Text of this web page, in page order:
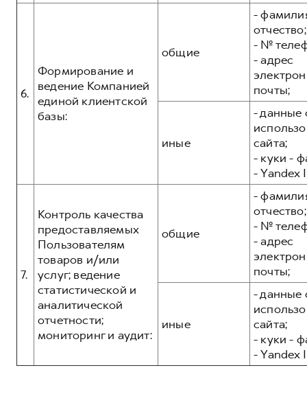
6.
Формирование и
ведение Компанией
единой клиентской
базы:
общие
-
отчество;
- №
- адрес
почты;
иные
- данные
сайта;
- куки -
- Yandex
7.
Контроль качества
предоставляемых
Пользователям
товаров и/или
услуг; ведение
статистической и
аналитической
отчетности;
мониторинг и аудит:
общие
-
отчество;
- №
- адрес
почты;
иные
- данные
сайта;
- куки -
- Yandex